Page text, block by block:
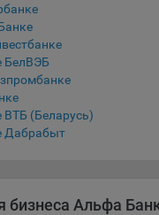
настройки
хранят
языкового).
обеспечения
мы поручаем
г. Минск, пр-т
БелВЭБ
ВТБ (Беларусь)
Дабрабыт
бизнеса Альфа